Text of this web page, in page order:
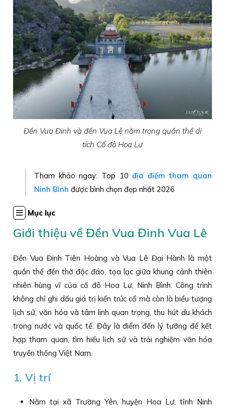
Đền Vua Đinh và đền Vua Lê nằm trong quần thể di
tích Cố đô Hoa Lư
Tham khảo ngay: Top 10địa điểm tham quan
Ninh Bình được bình chọn đẹp nhất 2026
Mục lục
Giới thiệu về Đền Vua Đinh Vua Lê
Đền Vua Đinh Tiên Hoàng và Vua Lê Đại Hành là một
quần thể đền thờ độc đáo, tọa lạc giữa khung cảnh thiên
nhiên hùng vĩ của cố đô Hoa Lư, Ninh Bình. Công trình
không chỉ ghi dấu giá trị kiến trúc cổ mà còn là biểu tượng
lịch sử, văn hóa và tâm linh quan trọng, thu hút du khách
trong nước và quốc tế. Đây là điểm đến lý tưởng để kết
hợp tham quan, tìm hiểu lịch sử và trải nghiệm văn hóa
truyền thống Việt Nam.
1. Vị trí
Nằm tại xã Trường Yên, huyện Hoa Lư, tỉnh Ninh